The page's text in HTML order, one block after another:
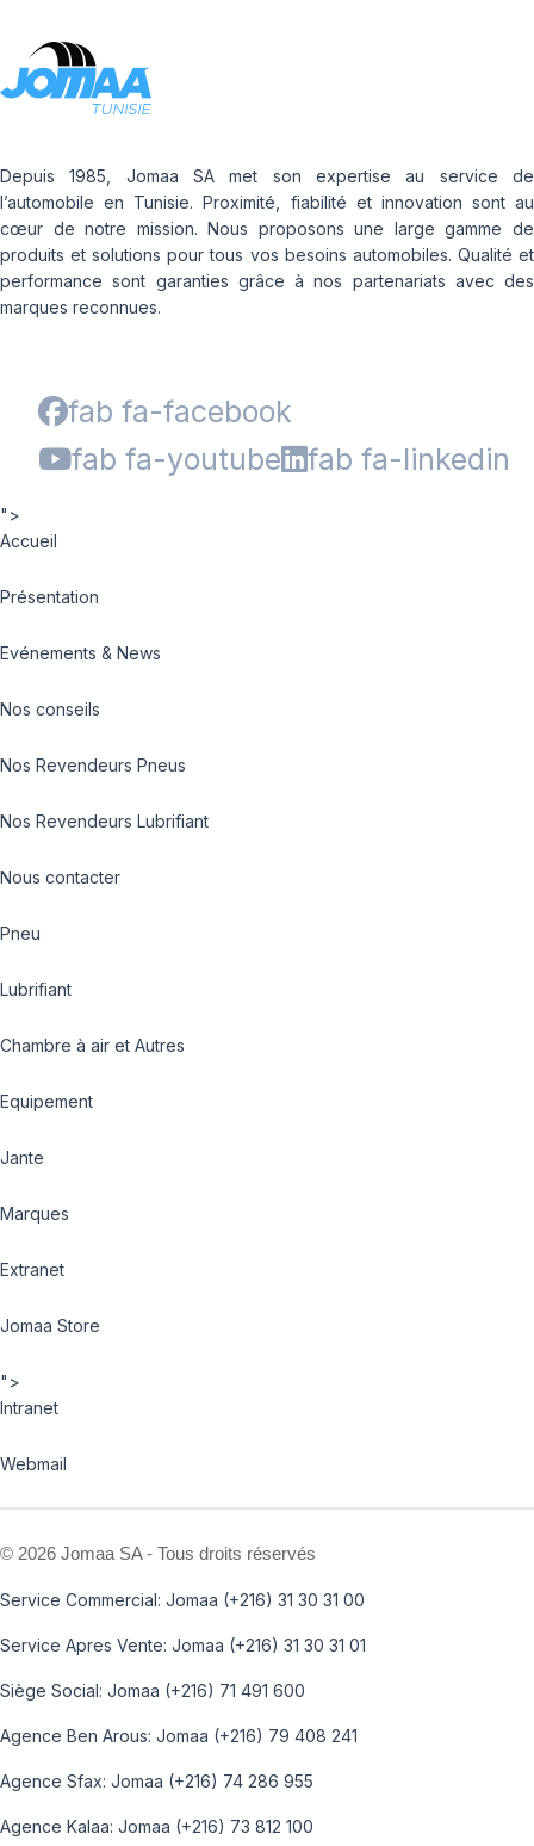
Depuis 1985, Jomaa SA met son expertise au service de
l’automobile en Tunisie. Proximité, fiabilité et innovation sont au
cœur de notre mission. Nous proposons une large gamme de
produits et solutions pour tous vos besoins automobiles. Qualité et
performance sont garanties grâce à nos partenariats avec des
marques reconnues.
fab fa-facebook
fab fa-youtube
fab fa-linkedin
">
Accueil
Présentation
Evénements & News
Nos conseils
Nos Revendeurs Pneus
Nos Revendeurs Lubrifiant
Nous contacter
Pneu
Lubrifiant
Chambre à air et Autres
Equipement
Jante
Marques
Extranet
Jomaa Store
">
Intranet
Webmail
© 2026 Jomaa SA - Tous droits réservés
Service Commercial: Jomaa (+216) 31 30 31 00
Service Apres Vente: Jomaa (+216) 31 30 31 01
Siège Social: Jomaa (+216) 71 491 600
Agence Ben Arous: Jomaa (+216) 79 408 241
Agence Sfax: Jomaa (+216) 74 286 955
Agence Kalaa: Jomaa (+216) 73 812 100